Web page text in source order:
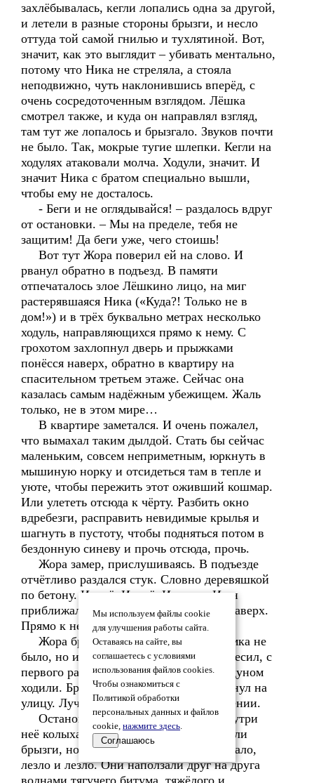
захлёбывалась, кегли лопались одна за другой,
и летели в разные стороны брызги, и несло
оттуда той самой гнилью и тухлятиной. Вот,
значит, как это выглядит – убивать ментально,
потому что Ника не стреляла, а стояла
неподвижно, чуть наклонившись вперёд, с
очень сосредоточенным взглядом. Лёшка
смотрел также, и куда он направлял взгляд,
там тут же лопалось и брызгало. Звуков почти
не было. Так, мокрые тугие шлепки. Кегли на
ходулях атаковали молча. Ходули, значит. И
значит Ника с братом специально вышли,
чтобы ему не досталось.
- Беги и не оглядывайся! – раздалось вдруг
от остановки. – Мы на пределе, тебя не
защитим! Да беги уже, чего стоишь!
Вот тут Жора поверил ей на слово. И
рванул обратно в подъезд. В памяти
отпечаталось злое Лёшкино лицо, на миг
растерявшаяся Ника («Куда?! Только не в
дом!») и в трёх буквально метрах несколько
ходуль, направляющихся прямо к нему. С
грохотом захлопнул дверь и прыжками
понёсся наверх, обратно в квартиру на
спасительном третьем этаже. Сейчас она
казалась самым надёжным убежищем. Жаль
только, не в этом мире…
В квартире заметался. И очень пожалел,
что вымахал таким дылдой. Стать бы сейчас
маленьким, совсем неприметным, юркнуть в
мышиную норку и отсидеться там в тепле и
уюте, чтобы пережить этот оживший кошмар.
Или улететь отсюда к чёрту. Разбить окно
вдребезги, расправить невидимые крылья и
шагнуть в пустоту, чтобы подняться потом в
бездонную синеву и прочь отсюда, прочь.
Жора замер, прислушиваясь. В подъезде
отчётливо раздался стук. Словно деревяшкой
по бетону. И ещё. И ещё. И снова. И он
приближался, усиливался, шёл снизу наверх.
Прямо к нему.
Жора бросился обратно к двери. Замка не
было, но имелась цепочка. Кое-как навесил, с
первого раза не попав в щель, руки ходуном
ходили. Бросился к окну. С ужасом глянул на
улицу. Лучше бы он оставался в неведении.
Остановку захлестнуло чёрным. Внутри
неё колыхалось, билось, иногда вылетали
брызги, но сзади всё напирало и напирало,
лезло и лезло. Они наползали друг на друга
волнами тягучего битума, тяжёлого и
Мы используем файлы cookie
для улучшения работы сайта.
Оставаясь на сайте, вы
соглашаетесь с условиями
использования файлов cookies.
Чтобы ознакомиться с
Политикой обработки
персональных данных и файлов
cookie, нажмите здесь.
Соглашаюсь